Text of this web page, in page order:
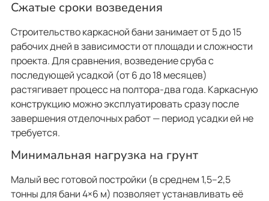
Сжатые сроки возведения
Строительство каркасной бани занимает от 5 до 15
рабочих дней в зависимости от площади и сложности
проекта. Для сравнения, возведение сруба с
последующей усадкой (от 6 до 18 месяцев)
растягивает процесс на полтора-два года. Каркасную
конструкцию можно эксплуатировать сразу после
завершения отделочных работ — период усадки ей не
требуется.
Минимальная нагрузка на грунт
Малый вес готовой постройки (в среднем 1,5–2,5
тонны для бани 4×6 м) позволяет устанавливать её